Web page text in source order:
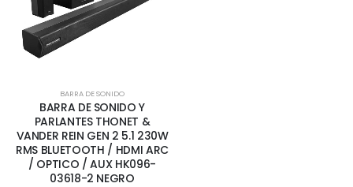
BARRA DE SONIDO
BARRA DE SONIDO Y
PARLANTES THONET &
VANDER REIN GEN 2 5.1 230W
RMS BLUETOOTH / HDMI ARC
/ OPTICO / AUX HK096-
03618-2 NEGRO